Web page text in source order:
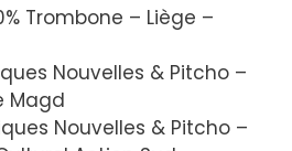
Trombone – Liège –
Nouvelles & Pitcho –
Magd
Nouvelles & Pitcho –